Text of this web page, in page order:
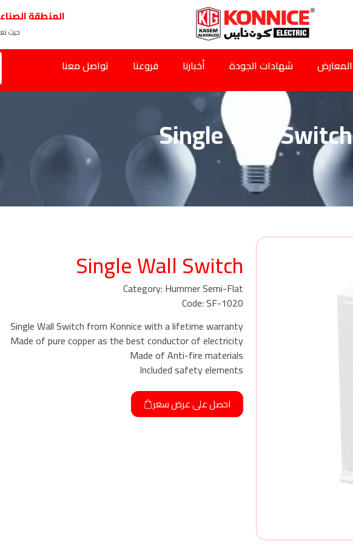
المنطقة
حيث
المعارض شهادات الجودة أخبارنا فروعنا تواصل معنا
Single Wall Switch
Single Wall Switch
Category: Hummer Semi-Flat
Code: SF-1020
Single Wall Switch from Konnice with a lifetime warranty
Made of pure copper as the best conductor of electricity
Made of Anti-fire materials
Included safety elements
احصل على عرض سعر